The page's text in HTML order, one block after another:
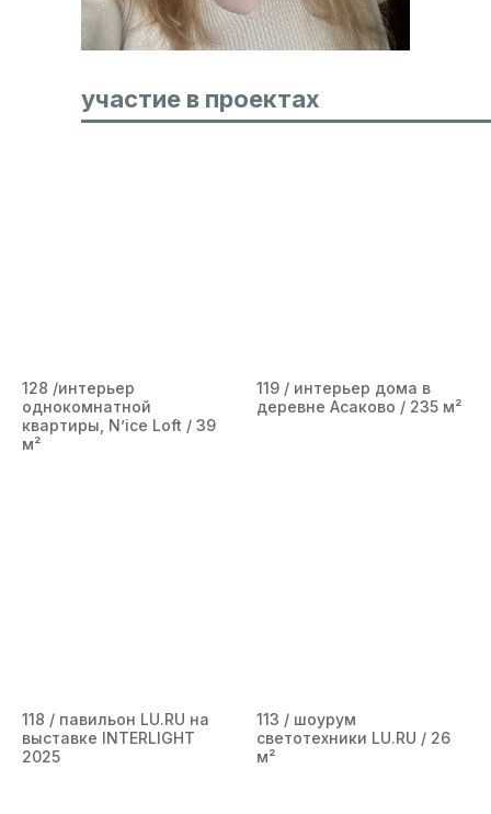
участие в проектах
128 /интерьер
однокомнатной
квартиры, N’ice Loft / 39
м²
119 / интерьер дома в
деревне Асаково / 235 м²
118 / павильон LU.RU на
выставке INTERLIGHT
2025
113 / шоурум
светотехники LU.RU / 26
м²